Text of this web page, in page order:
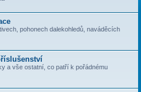
pohonech dalekohledů, naváděcích
a vše ostatní, co patří k pořádnému